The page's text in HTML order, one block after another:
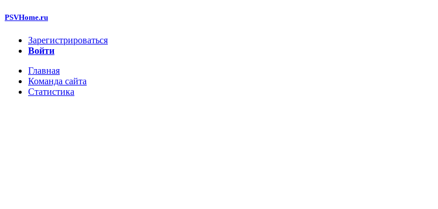
PSVHome.ru
Зарегистрироваться
Войти
Главная
Команда сайта
Статистика